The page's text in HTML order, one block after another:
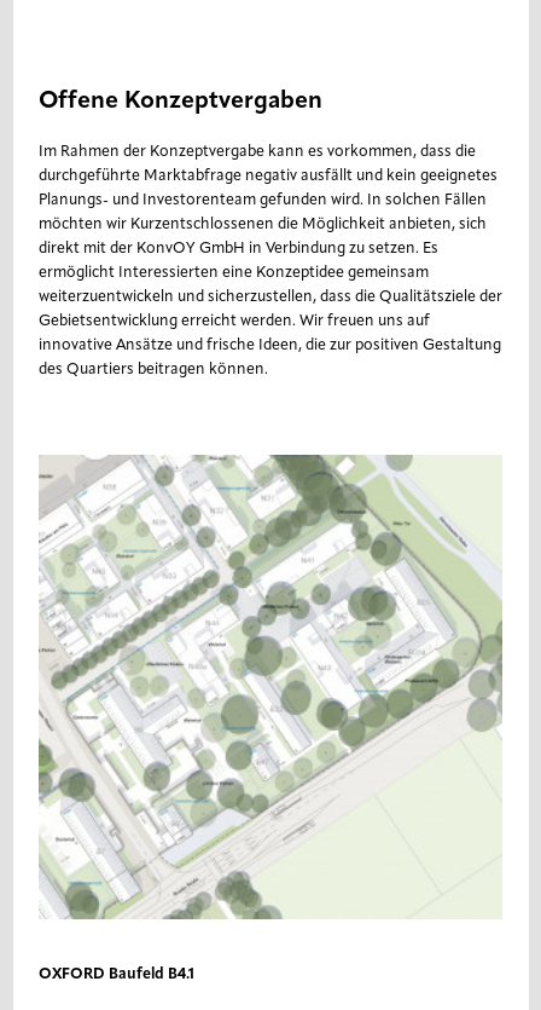
Offene Konzeptvergaben
Im Rahmen der Konzeptvergabe kann es vorkommen, dass die
durchgeführte Marktabfrage negativ ausfällt und kein geeignetes
Planungs- und Investorenteam gefunden wird. In solchen Fällen
möchten wir Kurzentschlossenen die Möglichkeit anbieten, sich
direkt mit der KonvOY GmbH in Verbindung zu setzen. Es
ermöglicht Interessierten eine Konzeptidee gemeinsam
weiterzuentwickeln und sicherzustellen, dass die Qualitätsziele der
Gebietsentwicklung erreicht werden. Wir freuen uns auf
innovative Ansätze und frische Ideen, die zur positiven Gestaltung
des Quartiers beitragen können.
OXFORD Baufeld B4.1